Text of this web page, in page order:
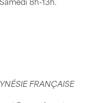
FRANÇAISE